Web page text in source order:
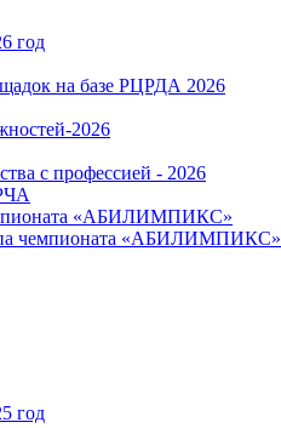
год
на базе РЦРДА 2026
2026
с профессией - 2026
«АБИЛИМПИКС»
чемпионата «АБИЛИМПИКС»
год